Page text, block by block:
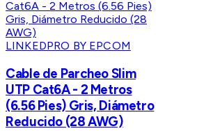
LINKEDPRO BY EPCOM
Cable de Parcheo Slim
UTP Cat6A - 2 Metros
(6.56 Pies) Gris, Diámetro
Reducido (28 AWG)